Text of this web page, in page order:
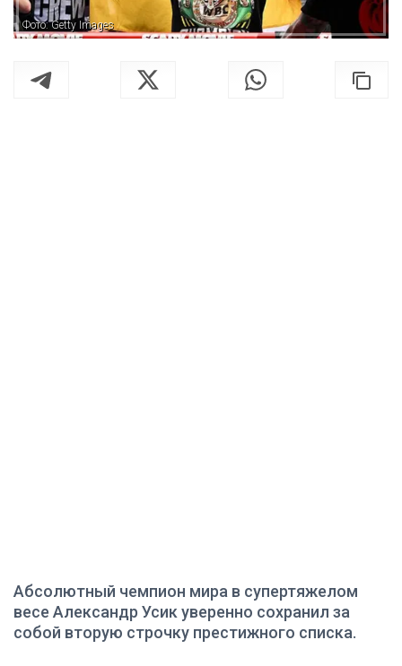
Фото: Getty Images
Абсолютный чемпион мира в супертяжелом
весе Александр Усик уверенно сохранил за
собой вторую строчку престижного списка.